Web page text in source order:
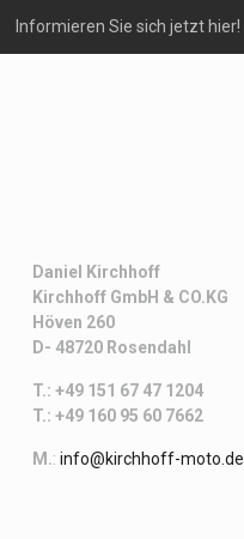
Informieren Sie sich jetzt hier!
Daniel Kirchhoff
Kirchhoff GmbH & CO.KG
Höven 260
D- 48720 Rosendahl
T.: +49 151 67 47 1204
T.: +49 160 95 60 7662
M.: info@kirchhoff-moto.de